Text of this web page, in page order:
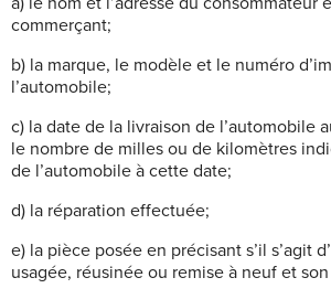
commerçant;
b) la marque, le modèle et le numéro
l’automobile;
c) la date de la livraison de l’automobile
le nombre de milles ou de kilomètres
de l’automobile à cette date;
d) la réparation effectuée;
e) la pièce posée en précisant s’il s’agit
usagée, réusinée ou remise à neuf et